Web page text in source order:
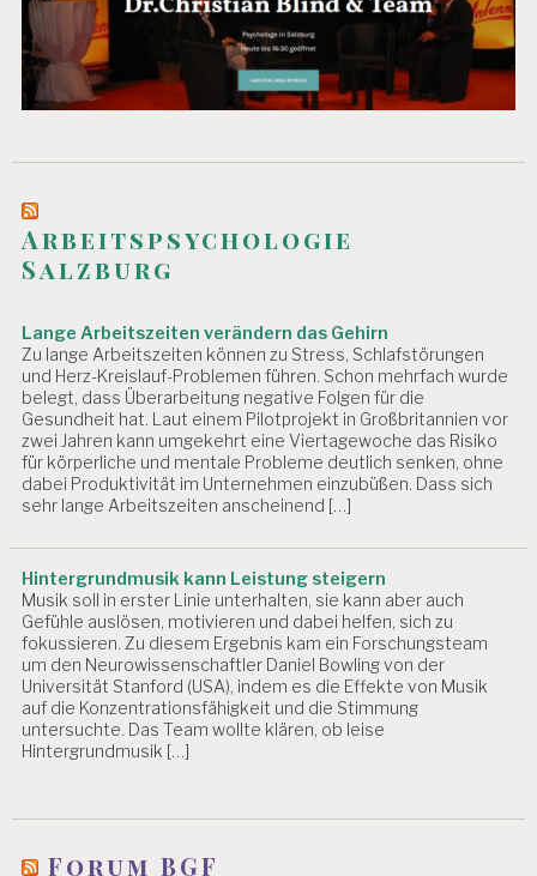
Arbeitspsychologie
Salzburg
Lange Arbeitszeiten verändern das Gehirn
Zu lange Arbeitszeiten können zu Stress, Schlafstörungen
und Herz-Kreislauf-Problemen führen. Schon mehrfach wurde
belegt, dass Überarbeitung negative Folgen für die
Gesundheit hat. Laut einem Pilotprojekt in Großbritannien vor
zwei Jahren kann umgekehrt eine Viertagewoche das Risiko
für körperliche und mentale Probleme deutlich senken, ohne
dabei Produktivität im Unternehmen einzubüßen. Dass sich
sehr lange Arbeitszeiten anscheinend […]
Hintergrundmusik kann Leistung steigern
Musik soll in erster Linie unterhalten, sie kann aber auch
Gefühle auslösen, motivieren und dabei helfen, sich zu
fokussieren. Zu diesem Ergebnis kam ein Forschungsteam
um den Neurowissenschaftler Daniel Bowling von der
Universität Stanford (USA), indem es die Effekte von Musik
auf die Konzentrationsfähigkeit und die Stimmung
untersuchte. Das Team wollte klären, ob leise
Hintergrundmusik […]
Forum BGF